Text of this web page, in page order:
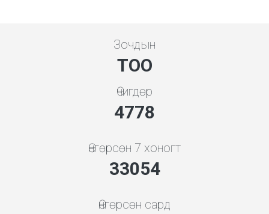
Зочдын
ТОО
Өчигдөр
5119
Өнгөрсөн 7 хоногт
35415
Өнгөрсөн сард